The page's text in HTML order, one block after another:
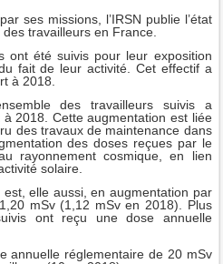
ses missions, l’IRSN publie l’état
des travailleurs en France.
ont été suivis pour leur exposition
fait de leur activité. Cet effectif a
à 2018.
des travailleurs suivis a
2018. Cette augmentation est liée
des travaux de maintenance dans
des doses reçues par le
rayonnement cosmique, en lien
solaire.
elle aussi, en augmentation par
mSv (1,12 mSv en 2018). Plus
ont reçu une dose annuelle
annuelle réglementaire de 20 mSv